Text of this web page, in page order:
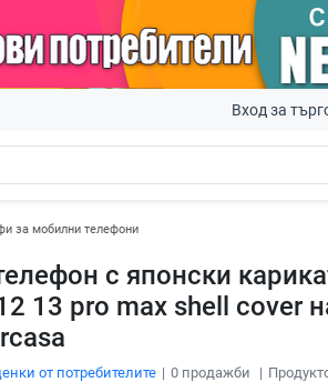
Вход за
за мобилни телефони
с японски
13 pro max shell cover
от потребителите 0продажби